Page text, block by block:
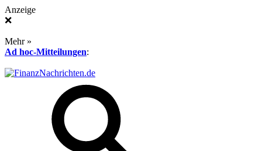
Anzeige
❌
Mehr »
Ad hoc-Mitteilungen: